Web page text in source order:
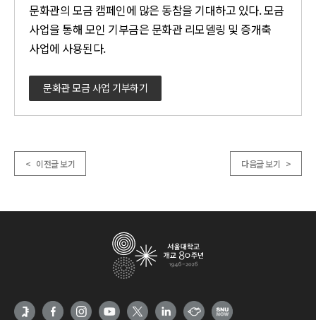
문화관의 모금 캠페인에 많은 동참을 기대하고 있다. 모금
사업을 통해 모인 기부금은 문화관 리모델링 및 증개축
사업에 사용된다.
문화관 모금 사업 기부하기
< 이전글 보기 다음글 보기 >